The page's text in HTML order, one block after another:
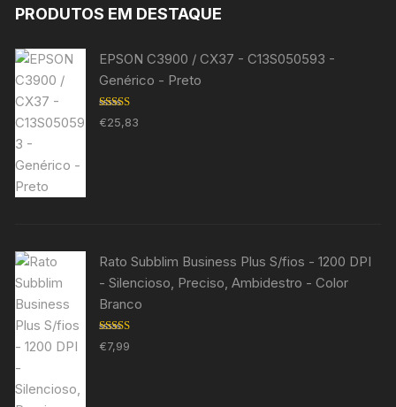
PRODUTOS EM DESTAQUE
EPSON C3900 / CX37 - C13S050593 -
Genérico - Preto
Avaliação
5.00de 5
€25,83
Rato Subblim Business Plus S/fios - 1200 DPI
- Silencioso, Preciso, Ambidestro - Color
Branco
Avaliação
5.00de 5
€7,99